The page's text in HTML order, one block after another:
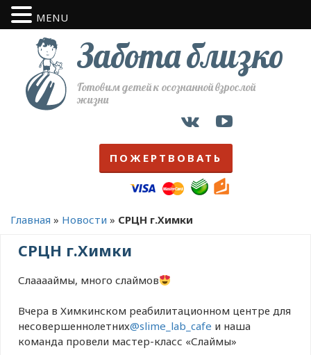
Забота близко
Готовим детей к осознанной взрослой
жизни
ПОЖЕРТВОВАТЬ
Главная » Новости » СРЦН г.Химки
СРЦН г.Химки
Слааааймы, много слаймов
Вчера в Химкинском реабилитационном центре для
несовершеннолетних@slime_lab_cafe и наша
команда провели мастер-класс «Слаймы»
MENU